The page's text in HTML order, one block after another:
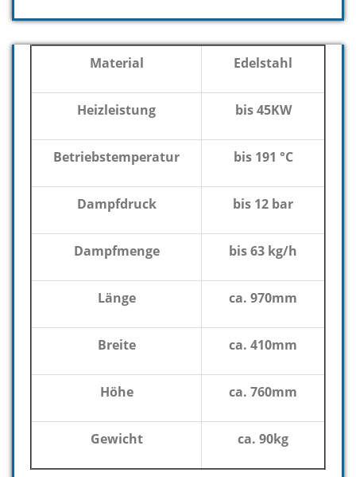
Material Edelstahl
Heizleistung bis 45KW
Betriebstemperatur bis 191 °C
Dampfdruck bis 12 bar
Dampfmenge bis 63 kg/h
Länge ca. 970mm
Breite ca. 410mm
Höhe ca. 760mm
Gewicht ca. 90kg